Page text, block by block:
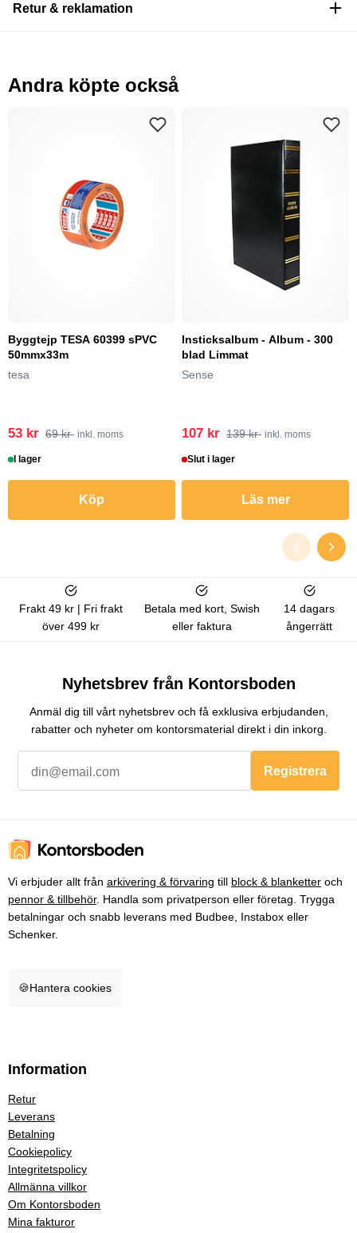
Retur & reklamation
Andra köpte också
Byggtejp TESA 60399 sPVC
50mmx33m
tesa
53 kr 69 kr inkl. moms
I lager
Köp
Insticksalbum - Album - 300
blad Limmat
Sense
107 kr 139 kr inkl. moms
Slut i lager
Läs mer
Frakt 49 kr | Fri frakt
över 499 kr
Betala med kort, Swish
eller faktura
14 dagars
ångerrätt
Nyhetsbrev från Kontorsboden
Anmäl dig till vårt nyhetsbrev och få exklusiva erbjudanden,
rabatter och nyheter om kontorsmaterial direkt i din inkorg.
Registrera
Vi erbjuder allt från arkivering & förvaring till block & blanketter och
pennor & tillbehör. Handla som privatperson eller företag. Trygga
betalningar och snabb leverans med Budbee, Instabox eller
Schenker.
🍪Hantera cookies
Information
Retur
Leverans
Betalning
Cookiepolicy
Integritetspolicy
Allmänna villkor
Om Kontorsboden
Mina fakturor